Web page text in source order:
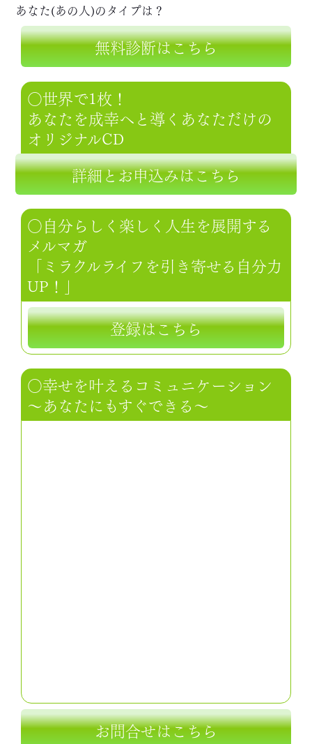
あなた(あの人)のタイプは？
無料診断はこちら
○世界で1枚！
あなたを成幸へと導くあなただけの
オリジナルCD
詳細とお申込みはこちら
○自分らしく楽しく人生を展開する
メルマガ
「ミラクルライフを引き寄せる自分力
UP！」
登録はこちら
○幸せを叶えるコミュニケーション
～あなたにもすぐできる～
お問合せはこちら